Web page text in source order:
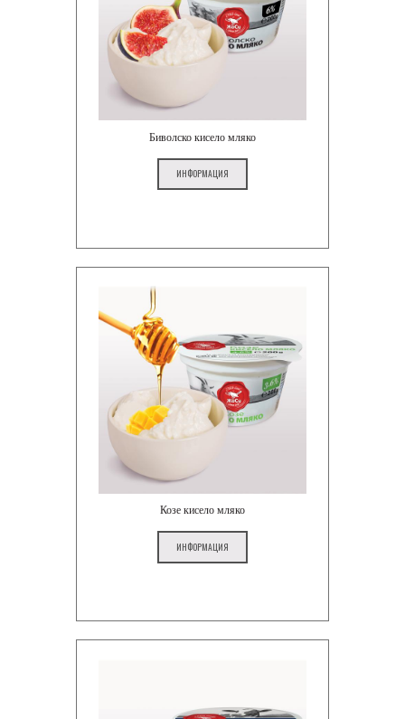
Биволско кисело мляко
ИНФОРМАЦИЯ
Козе кисело мляко
ИНФОРМАЦИЯ